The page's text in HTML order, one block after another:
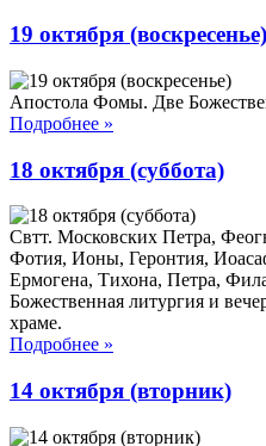
19 октября (воскресенье)
Апостола Фомы. Две
Подробнее »
18 октября (суббота)
Свтт. Московских Петра,
Фотия, Ионы, Геронтия,
Ермогена, Тихона, Петра,
Божественная литургия и
храме.
Подробнее »
14 октября (вторник)